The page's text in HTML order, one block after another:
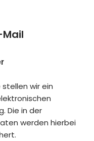
wir ein
Die in der
werden hierbei